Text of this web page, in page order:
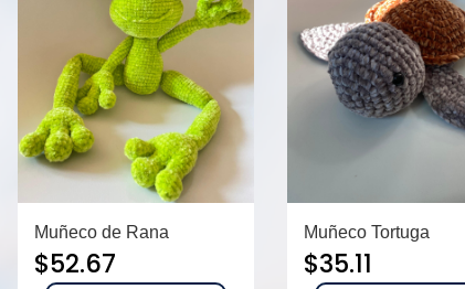
Muñeco de Rana
$52.67
Muñeco Tortuga
$35.11